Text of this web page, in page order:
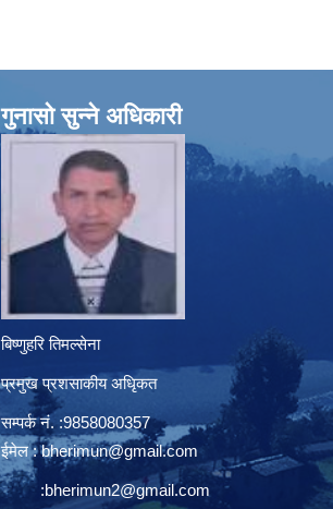
गुनासो सुन्ने अधिकारी
बिष्णुहरि तिमल्सेना
प्रमुख प्रशसाकीय अधिृकत
सम्पर्क न‌ं. :9858080357
ईमेल :bherimun@gmail.com
:bherimun2@gmail.com